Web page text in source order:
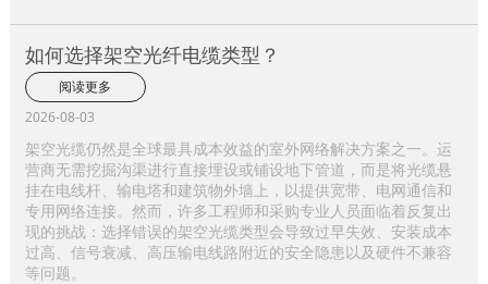
如何选择架空光纤电缆类型？
阅读更多
2026-08-03
架空光缆仍然是全球最具成本效益的室外网络解决方案之一。运
营商无需挖掘沟渠进行直接埋设或铺设地下管道，而是将光缆悬
挂在电线杆、输电塔和建筑物外墙上，以提供宽带、电网通信和
专用网络连接。然而，许多工程师和采购专业人员面临着反复出
现的挑战：选择错误的架空光缆类型会导致过早失效、安装成本
过高、信号衰减、高压输电线路附近的安全隐患以及硬件不兼容
等问题。